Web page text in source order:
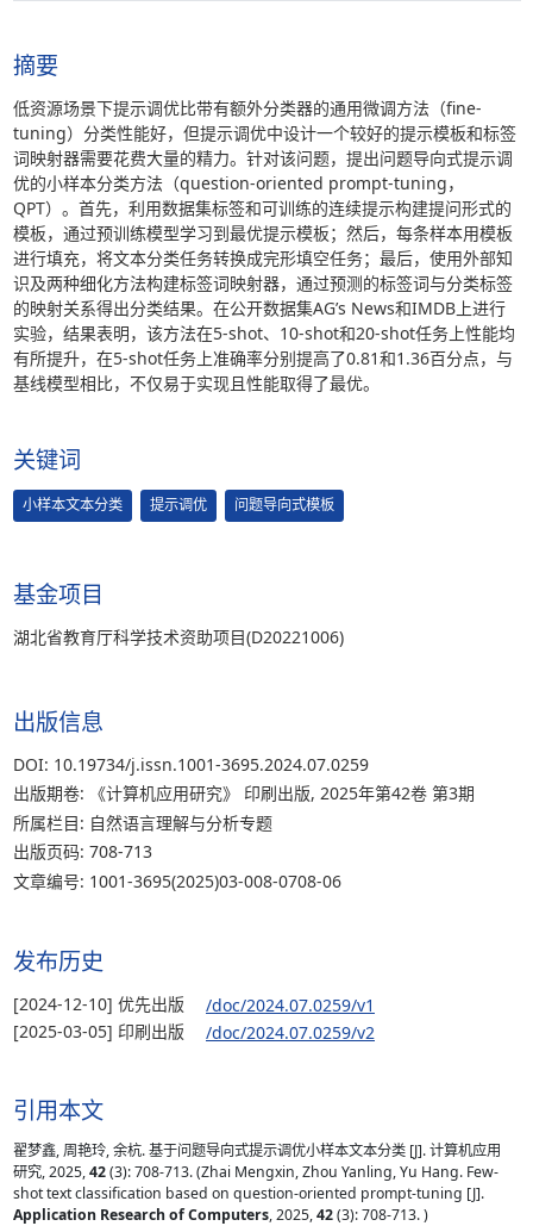
摘要
低资源场景下提示调优比带有额外分类器的通用微调方法（fine-
tuning）分类性能好，但提示调优中设计一个较好的提示模板和标签
词映射器需要花费大量的精力。针对该问题，提出问题导向式提示调
优的小样本分类方法（question-oriented prompt-tuning，
QPT）。首先，利用数据集标签和可训练的连续提示构建提问形式的
模板，通过预训练模型学习到最优提示模板；然后，每条样本用模板
进行填充，将文本分类任务转换成完形填空任务；最后，使用外部知
识及两种细化方法构建标签词映射器，通过预测的标签词与分类标签
的映射关系得出分类结果。在公开数据集AG’s News和IMDB上进行
实验，结果表明，该方法在5-shot、10-shot和20-shot任务上性能均
有所提升，在5-shot任务上准确率分别提高了0.81和1.36百分点，与
基线模型相比，不仅易于实现且性能取得了最优。
关键词
小样本文本分类 提示调优 问题导向式模板
基金项目
湖北省教育厅科学技术资助项目(D20221006)
出版信息
DOI: 10.19734/j.issn.1001-3695.2024.07.0259
出版期卷: 《计算机应用研究》 印刷出版, 2025年第42卷 第3期
所属栏目: 自然语言理解与分析专题
出版页码: 708-713
文章编号: 1001-3695(2025)03-008-0708-06
发布历史
[2024-12-10] 优先出版
/doc/2024.07.0259/v1
[2025-03-05] 印刷出版
/doc/2024.07.0259/v2
引用本文
翟梦鑫, 周艳玲, 余杭. 基于问题导向式提示调优小样本文本分类 [J]. 计算机应用
研究, 2025,42(3): 708-713. (Zhai Mengxin, Zhou Yanling, Yu Hang. Few-
shot text classification based on question-oriented prompt-tuning [J].
Application Research of Computers, 2025,42(3): 708-713. )